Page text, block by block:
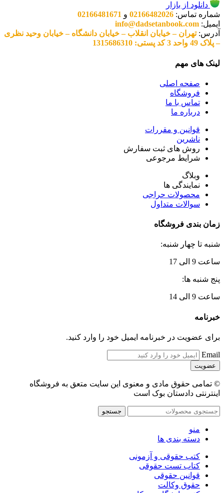
دانلود از بازار
شماره تماس: 02166482026 و 02166481671
ایمیل: info@dadsetanbook.com
آدرس:تهران – خیابان انقلاب – خیابان دانشگاه – خیابان وحید نظری
– پلاک 49 واحد 3 کد پستی: 1315686310
لینک های مهم
صفحه اصلی
فروشگاه
تماس با ما
درباره ما
قوانین و مقررات
ناشرین
روش های ثبت سفارش
شرایط مرجوعی
وبلاگ
نمایندگی ها
محصولات حراجی
سوالات متداول
زمان بندی فروشگاه
شنبه تا چهار شنبه:
ساعت 9 الی 17
پنج شنبه ها:
ساعت 9 الی 14
خبرنامه
برای عضویت در خبرنامه ایمیل خود را وارد کنید.
Email
© تمامی حقوق مادی و معنوی این سایت متعق به فروشگاه
اینترنتی دادستان بوک است
جستجو
منو
دسته بندی ها
کتب حقوقی و آزمونی
کتاب تست حقوقی
قوانین حقوقی
حقوق وکالت